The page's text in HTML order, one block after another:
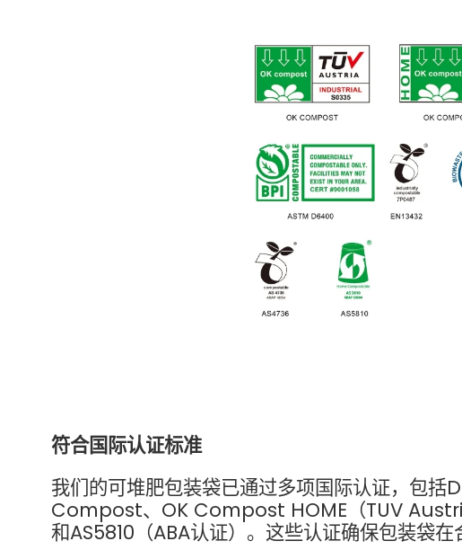
符合国际认证标准
我们的可堆肥包装袋已通过多项国际认证，包
Compost、OK Compost HOME（TUV
和AS5810（ABA认证）。这些认证确保包装袋在